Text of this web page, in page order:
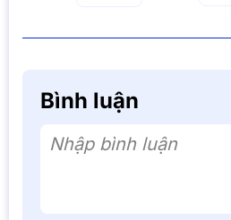
Bình luận
Nhập bình luận